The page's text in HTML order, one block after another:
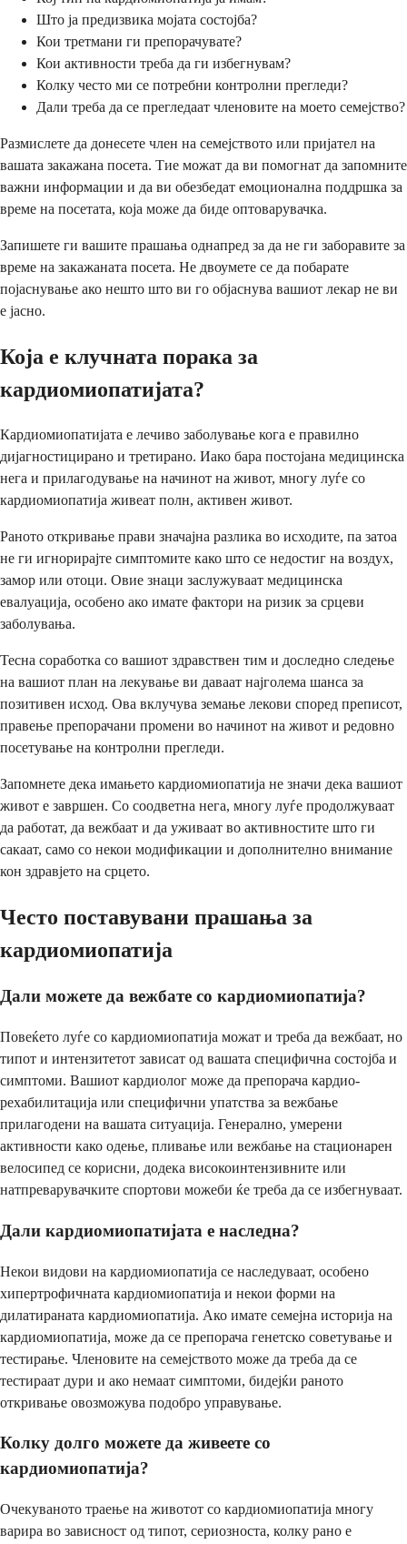
Што ја предизвика мојата состојба?
Кои третмани ги препорачувате?
Кои активности треба да ги избегнувам?
Колку често ми се потребни контролни прегледи?
Дали треба да се прегледаат членовите на моето семејство?
Размислете да донесете член на семејството или пријател на
вашата закажана посета. Тие можат да ви помогнат да запомните
важни информации и да ви обезбедат емоционална поддршка за
време на посетата, која може да биде оптоварувачка.
Запишете ги вашите прашања однапред за да не ги заборавите за
време на закажаната посета. Не двоумете се да побарате
појаснување ако нешто што ви го објаснува вашиот лекар не ви
е јасно.
Која е клучната порака за
кардиомиопатијата?
Кардиомиопатијата е лечиво заболување кога е правилно
дијагностицирано и третирано. Иако бара постојана медицинска
нега и прилагодување на начинот на живот, многу луѓе со
кардиомиопатија живеат полн, активен живот.
Раното откривање прави значајна разлика во исходите, па затоа
не ги игнорирајте симптомите како што се недостиг на воздух,
замор или отоци. Овие знаци заслужуваат медицинска
евалуација, особено ако имате фактори на ризик за срцеви
заболувања.
Тесна соработка со вашиот здравствен тим и доследно следење
на вашиот план на лекување ви даваат најголема шанса за
позитивен исход. Ова вклучува земање лекови според преписот,
правење препорачани промени во начинот на живот и редовно
посетување на контролни прегледи.
Запомнете дека имањето кардиомиопатија не значи дека вашиот
живот е завршен. Со соодветна нега, многу луѓе продолжуваат
да работат, да вежбаат и да уживаат во активностите што ги
сакаат, само со некои модификации и дополнително внимание
кон здравјето на срцето.
Често поставувани прашања за
кардиомиопатија
Дали можете да вежбате со кардиомиопатија?
Повеќето луѓе со кардиомиопатија можат и треба да вежбаат, но
типот и интензитетот зависат од вашата специфична состојба и
симптоми. Вашиот кардиолог може да препорача кардио-
рехабилитација или специфични упатства за вежбање
прилагодени на вашата ситуација. Генерално, умерени
активности како одење, пливање или вежбање на стационарен
велосипед се корисни, додека високоинтензивните или
натпреварувачките спортови можеби ќе треба да се избегнуваат.
Дали кардиомиопатијата е наследна?
Некои видови на кардиомиопатија се наследуваат, особено
хипертрофичната кардиомиопатија и некои форми на
дилатираната кардиомиопатија. Ако имате семејна историја на
кардиомиопатија, може да се препорача генетско советување и
тестирање. Членовите на семејството може да треба да се
тестираат дури и ако немаат симптоми, бидејќи раното
откривање овозможува подобро управување.
Колку долго можете да живеете со
кардиомиопатија?
Очекуваното траење на животот со кардиомиопатија многу
варира во зависност од типот, сериозноста, колку рано е